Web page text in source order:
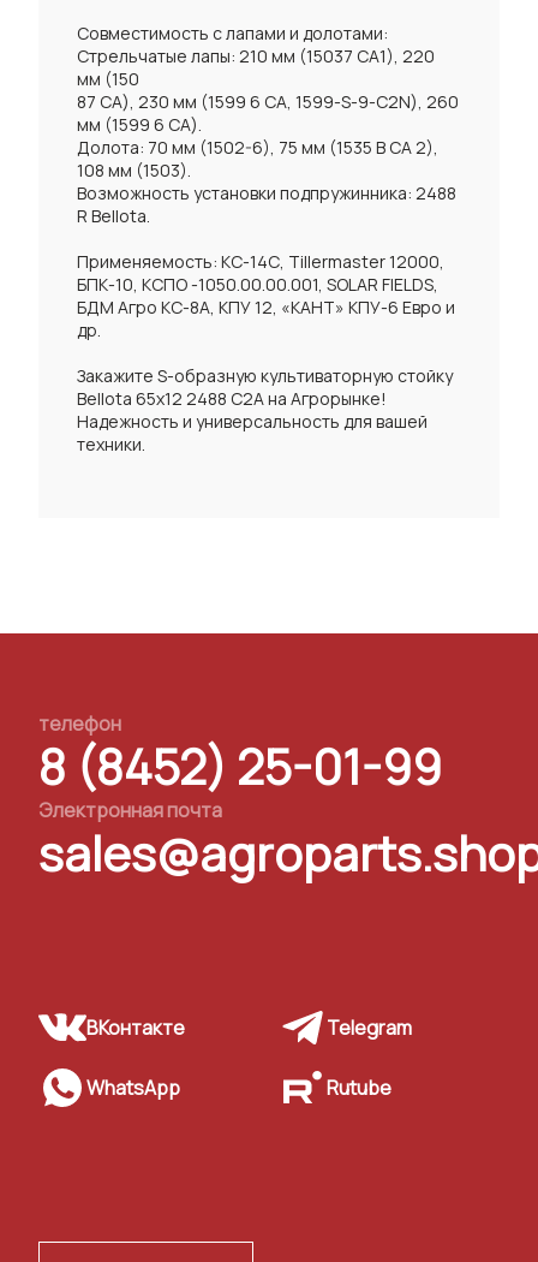
Совместимость с лапами и долотами:
Стрельчатые лапы: 210 мм (15037 СА1), 220
мм (150
87 СА), 230 мм (1599 6 СА, 1599-S-9-C2N), 260
мм (1599 6 СА).
Долота: 70 мм (1502-6), 75 мм (1535 В СА 2),
108 мм (1503).
Возможность установки подпружинника: 2488
R Bellota.
Применяемость: КС-14С, Tillermaster 12000,
БПК-10, КСПО -1050.00.00.001, SOLAR FIELDS,
БДМ Агро КС-8А, КПУ 12, «КАНТ» КПУ-6 Евро и
др.
Закажите S-образную культиваторную стойку
Bellota 65x12 2488 С2А на Агрорынке!
Надежность и универсальность для вашей
техники.
телефон
8 (8452) 25-01-99
Электронная почта
ВКонтакте Telegram
WhatsApp Rutube